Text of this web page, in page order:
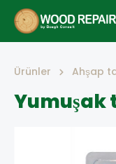
Ürünler Ahşap
Yumuşak